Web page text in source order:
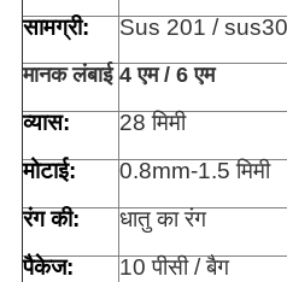
सामग्री:
Sus 201 /
मानक लंबाई 4 एम / 6 एम
व्यास:
28 मिमी
मोटाई:
0.8mm-1.5 मिमी
रंग की:
धातु का रंग
पैकेज:
10 पीसी / बैग